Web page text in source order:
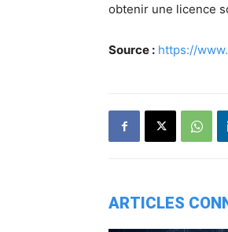
obtenir une licence
Source : https://
ARTICLES